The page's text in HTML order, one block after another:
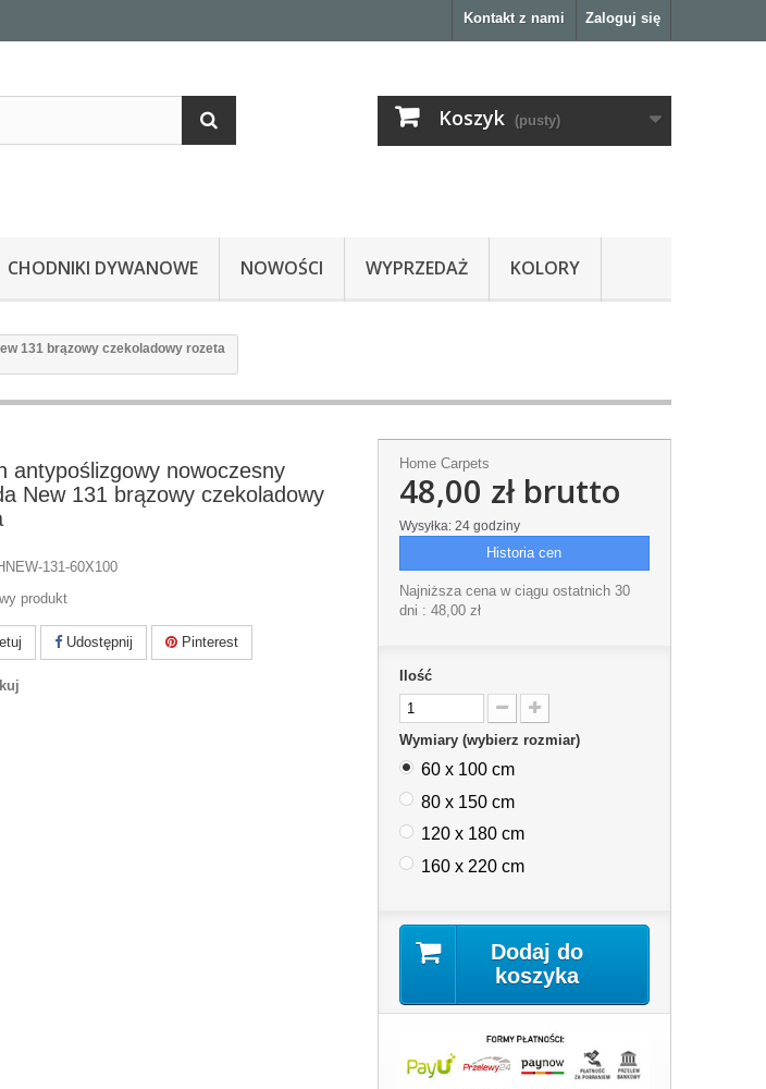
Zaloguj się
Kontakt z nami
Koszyk (pusty)
CHODNIKI DYWANOWE NOWOŚCI WYPRZEDAŻ KOLORY
131 brązowy czekoladowy rozeta
antypoślizgowy nowoczesny
New 131 brązowy czekoladowy
131-60X100
produkt
Udostępnij Pinterest
Home Carpets
48,00 złbrutto
Wysyłka: 24 godziny
Historia cen
Najniższa cena w ciągu ostatnich 30
dni : 48,00 zł
Ilość
Wymiary (wybierz rozmiar)
60 x 100 cm
80 x 150 cm
120 x 180 cm
160 x 220 cm
Dodaj do
koszyka